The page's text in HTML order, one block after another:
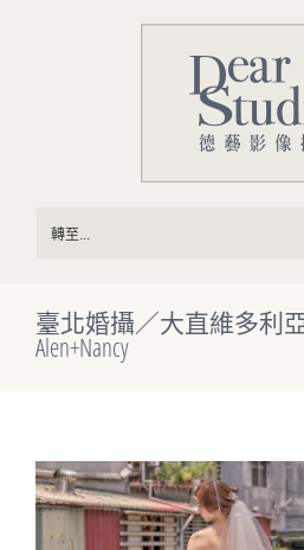
轉至...
臺北婚攝／大直維多利
Alen+Nancy
View
Larger
Image